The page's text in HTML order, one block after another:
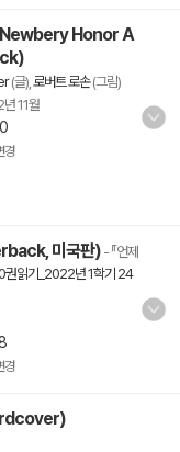
Honor A
(글), 로버트 로손(그림)
11월
경
미국판)- 『언제
권읽기_2022년 1학기 24
경